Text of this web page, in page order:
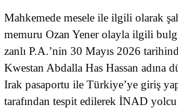
Mahkemede mesele ile ilgili olarak
memuru Ozan Yener olayla ilgili
zanlı P.A.’nin 30 Mayıs 2026
Kwestan Abdalla Has Hassan adına
Irak pasaportu ile Türkiye’ye giriş
tarafından tespit edilerek İNAD